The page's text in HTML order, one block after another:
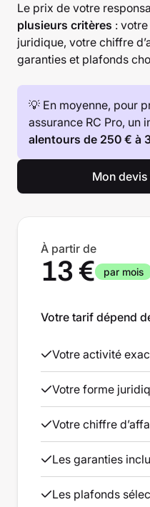
Le prix de votre
plusieurs critères :
juridique, votre chiffre
garanties et plafonds
💡 En moyenne, pour
assurance RC Pro, un
alentours de 250 € à
Mon devis
À partir de
13 € par mois
Votre tarif dépend
Votre activité
Votre forme
Votre chiffre
Les garanties
Les plafonds